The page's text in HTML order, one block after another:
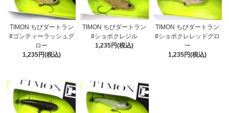
TIMON ちびダートラン
#ゴンティーラッシュグ
ロー
1,235円(税込)
TIMON ちびダートラン
#ショボクレジル
1,235円(税込)
TIMON ちびダートラン
#ショボクレレッドグロ
ー
1,235円(税込)